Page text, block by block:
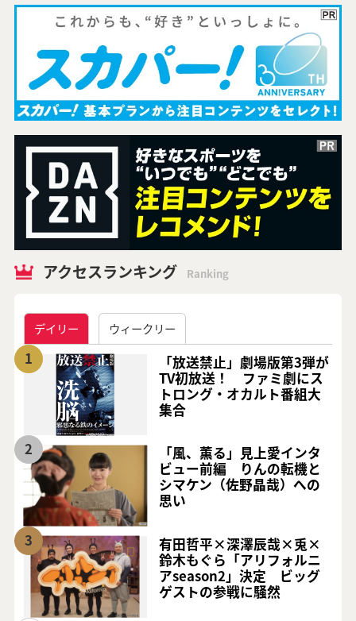
アクセスランキング Ranking
デイリー ウィークリー
1
「放送禁止」劇場版第3弾が
TV初放送！ ファミ劇にス
トロング・オカルト番組大
集合
2
「風、薫る」見上愛インタ
ビュー前編 りんの転機と
シマケン（佐野晶哉）への
思い
3
有田哲平×深澤辰哉×兎×
鈴木もぐら「アリフォルニ
アseason2」決定 ビッグ
ゲストの参戦に騒然